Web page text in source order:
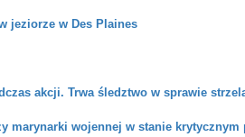
jeziorze w Des Plaines
akcji. Trwa śledztwo w sprawie
marynarki wojennej w stanie